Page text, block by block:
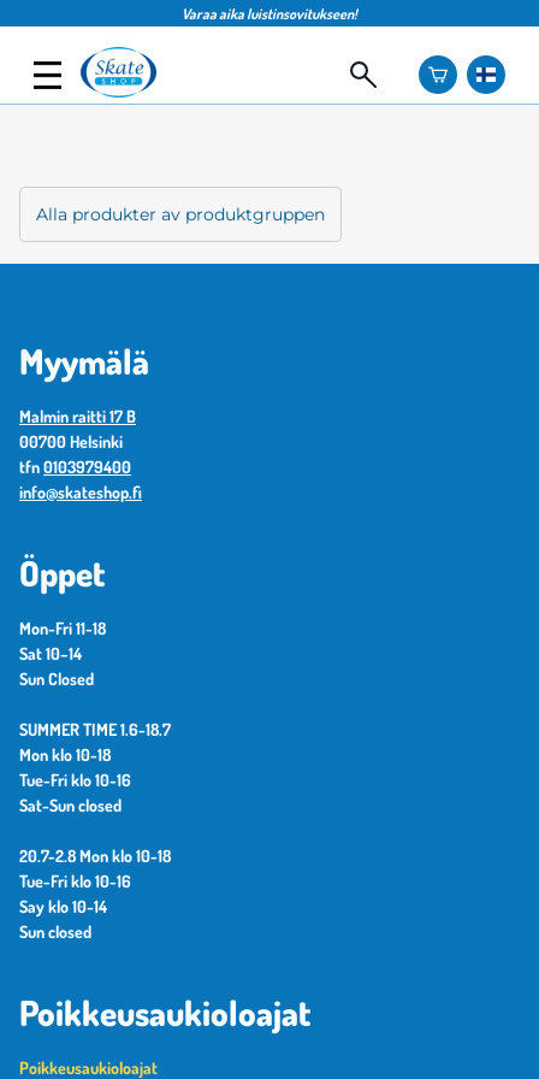
Varaa aika luistinsovitukseen!
Alla produkter av produktgruppen
Myymälä
Malmin raitti 17 B
00700 Helsinki
tfn0103979400
info@skateshop.fi
Öppet
Mon-Fri 11-18
Sat 10–14
Sun Closed
SUMMER TIME 1.6-18.7
Mon klo 10-18
Tue-Fri klo 10-16
Sat-Sun closed
20.7-2.8 Mon klo 10-18
Tue-Fri klo 10-16
Say klo 10-14
Sun closed
Poikkeusaukioloajat
Poikkeusaukioloajat